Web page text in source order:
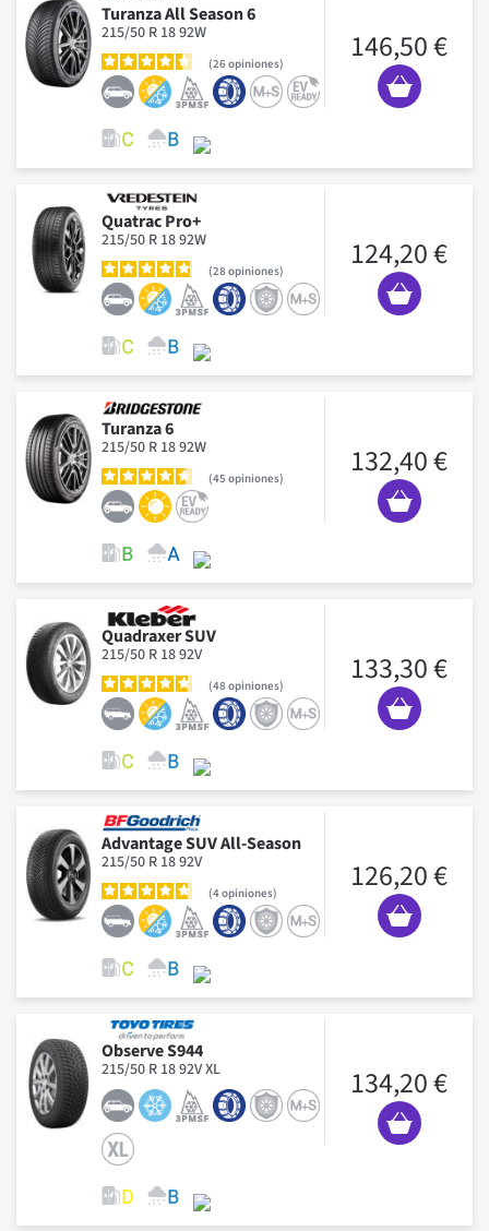
Turanza All Season 6
215/50 R 18 92W
26opiniones 146,50 €
Quatrac Pro+
215/50 R 18 92W
28 opiniones 124,20 €
Turanza 6
215/50 R 18 92W
45 opiniones 132,40 €
Quadraxer SUV
215/50 R 18 92V
48 opiniones 133,30 €
Advantage SUV All-Season
215/50 R 18 92V
4opiniones 126,20 €
Observe S944
215/50 R 18 92V XL 134,20 €